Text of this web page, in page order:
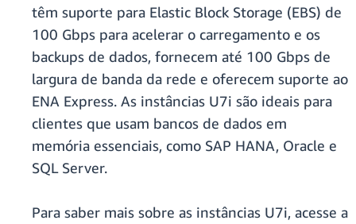
têm suporte para Elastic Block Storage (EBS) de
100 Gbps para acelerar o carregamento e os
backups de dados, fornecem até 100 Gbps de
largura de banda da rede e oferecem suporte ao
ENA Express. As instâncias U7i são ideais para
clientes que usam bancos de dados em
memória essenciais, como SAP HANA, Oracle e
SQL Server.
Para saber mais sobre as instâncias U7i, acesse a